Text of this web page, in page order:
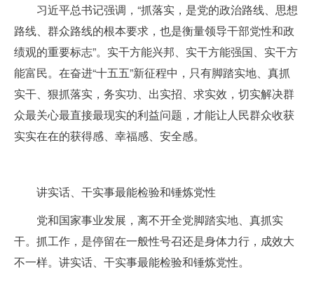
习近平总书记强调，“抓落实，是党的政治路线、思想
路线、群众路线的根本要求，也是衡量领导干部党性和政
绩观的重要标志”。实干方能兴邦、实干方能强国、实干方
能富民。在奋进“十五五”新征程中，只有脚踏实地、真抓
实干、狠抓落实，务实功、出实招、求实效，切实解决群
众最关心最直接最现实的利益问题，才能让人民群众收获
实实在在的获得感、幸福感、安全感。
讲实话、干实事最能检验和锤炼党性
党和国家事业发展，离不开全党脚踏实地、真抓实
干。抓工作，是停留在一般性号召还是身体力行，成效大
不一样。讲实话、干实事最能检验和锤炼党性。